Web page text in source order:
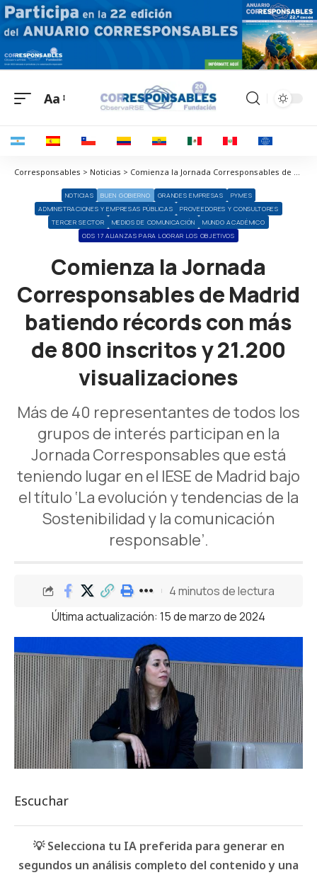
Aa
Corresponsables > Noticias > Comienza la Jornada Corresponsables de Madrid batiendo récords con más de 800 inscritos y 21.200 visualizaciones
NOTICIAS BUEN GOBIERNO GRANDES EMPRESAS
PYMES
ADMINISTRACIONES Y EMPRESAS PÚBLICAS
PROVEEDORES Y CONSULTORES
TERCER SECTOR
MEDIOS DE COMUNICACIÓN
MUNDO ACADÉMICO
ODS 17 ALIANZAS PARA LOGRAR LOS OBJETIVOS
Comienza la Jornada
Corresponsables de Madrid
batiendo récords con más
de 800 inscritos y 21.200
visualizaciones
Más de 40 representantes de todos los
grupos de interés participan en la
Jornada Corresponsables que está
teniendo lugar en el IESE de Madrid bajo
el título ‘La evolución y tendencias de la
Sostenibilidad y la comunicación
responsable’.
Última actualización: 15 de marzo de 2024
4 minutos de lectura
Escuchar
💡 Selecciona tu IA preferida para generar en
segundos un análisis completo del contenido y una